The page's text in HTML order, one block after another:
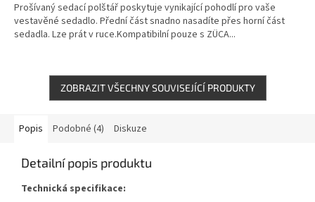
Prošívaný sedací polštář poskytuje vynikající pohodlí pro vaše
vestavěné sedadlo. Přední část snadno nasadíte přes horní část
sedadla. Lze prát v ruce.Kompatibilní pouze s ZÜCA...
ZOBRAZIT VŠECHNY SOUVISEJÍCÍ PRODUKTY
Popis Podobné (4) Diskuze
Detailní popis produktu
Technická specifikace: